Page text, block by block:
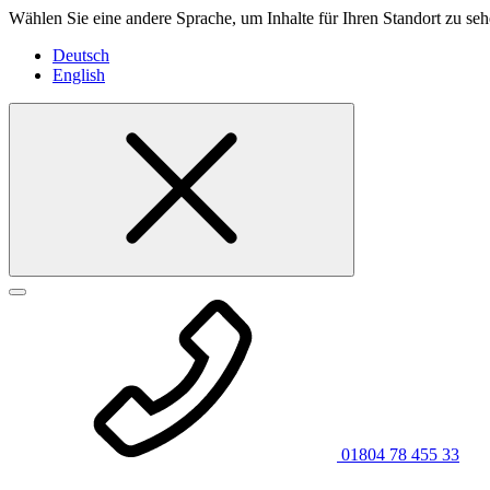
Wählen Sie eine andere Sprache, um Inhalte für Ihren Standort zu
Deutsch
English
01804 78 455 33